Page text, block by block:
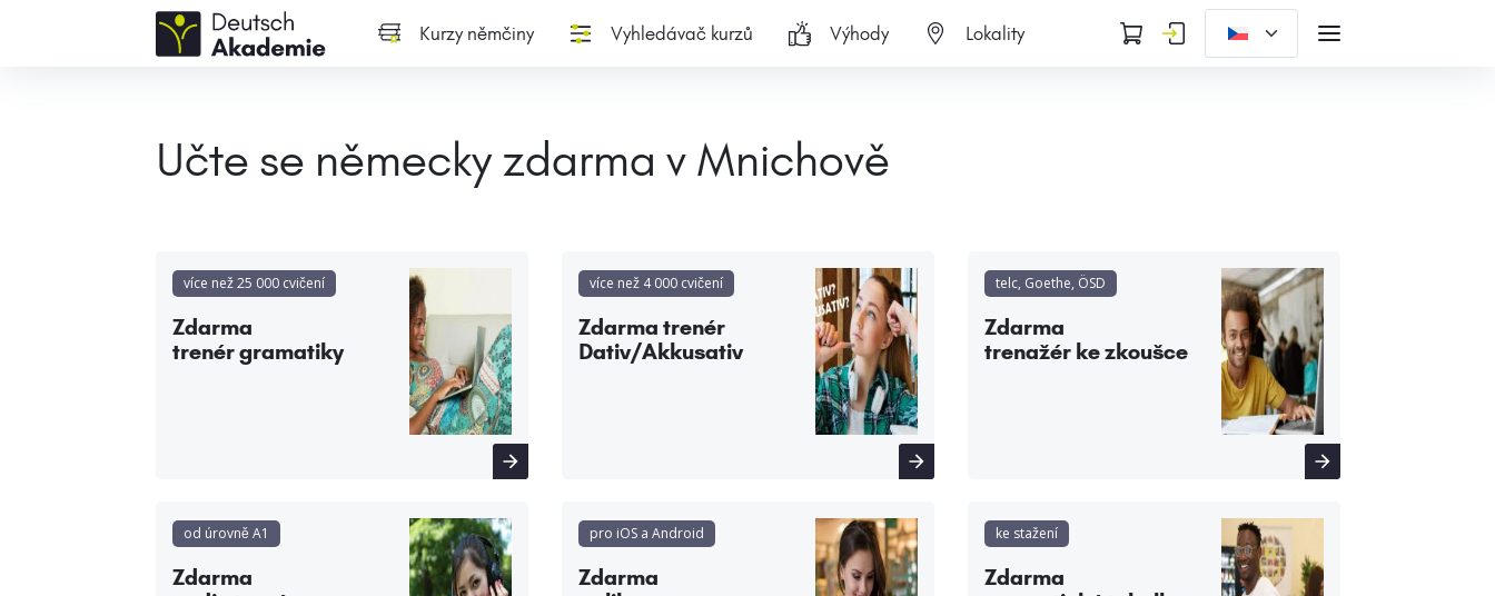
Kurzy němčiny Vyhledávač kurzů Výhody Lokality
Učte se německy zdarma v Mnichově
více než 25 000 cvičení
Zdarma
trenér gramatiky
více než 4 000 cvičení
Zdarma trenér
Dativ/Akkusativ
telc, Goethe, ÖSD
Zdarma
trenažér ke zkoušce
od úrovně A1
Zdarma
pro iOS a Android
Zdarma
ke stažení
Zdarma